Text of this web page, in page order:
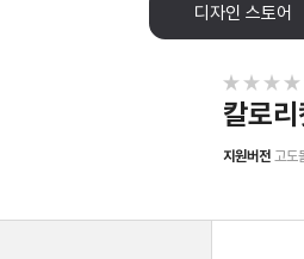
디자인 스토어
칼로
지원버전 고도